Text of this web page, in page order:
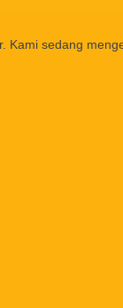
Kami sedang